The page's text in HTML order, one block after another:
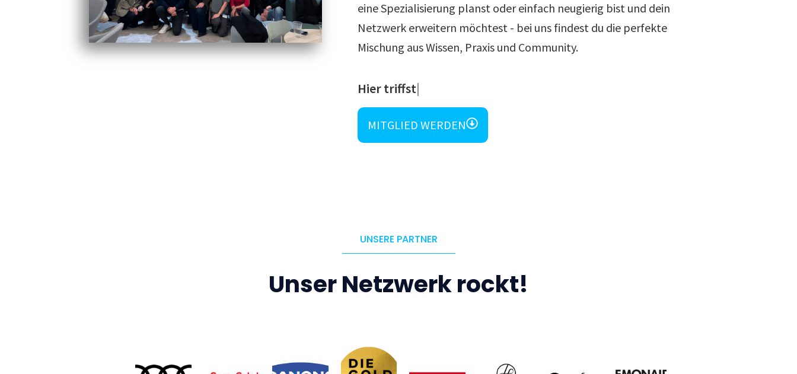
eine Spezialisierung planst oder einfach neugierig bist und dein
Netzwerk erweitern möchtest - bei uns findest du die perfekte
Mischung aus Wissen, Praxis und Community.
Und vielleicht auch deinen nächsten
MITGLIED WERDEN
UNSERE PARTNER
Unser Netzwerk rockt!